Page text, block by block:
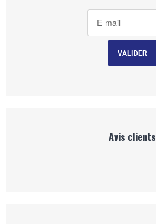
Avis clients